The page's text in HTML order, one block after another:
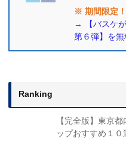
※ 期間限定！
→
【バスケ
第６弾】を無
Ranking
【完全版】東京
ップおすすめ１０